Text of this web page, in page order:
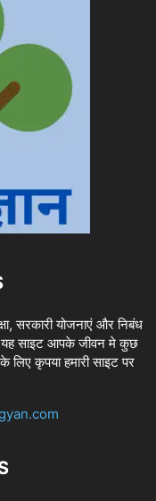
सरकारी योजनाएं और निबंध
यह साइट आपके जीवन मे कुछ
लिए कृपया हमारी साइट पर